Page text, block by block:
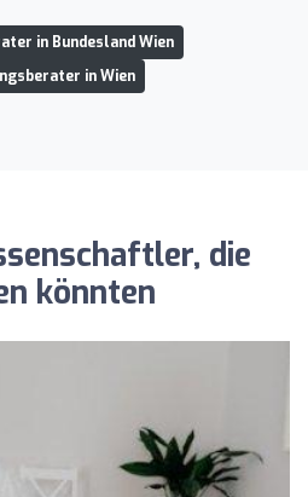
in Bundesland Wien
in Wien
die
könnten